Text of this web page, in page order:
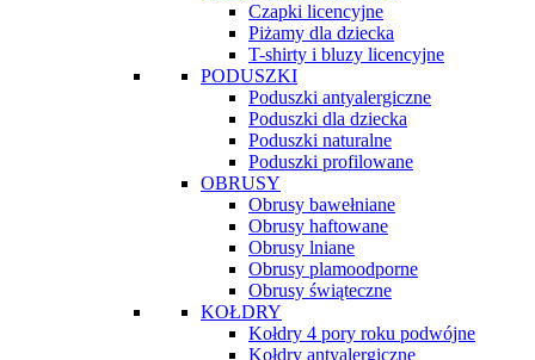
Czapki licencyjne
Piżamy dla dziecka
T-shirty i bluzy licencyjne
PODUSZKI
Poduszki antyalergiczne
Poduszki dla dziecka
Poduszki naturalne
Poduszki profilowane
OBRUSY
Obrusy bawełniane
Obrusy haftowane
Obrusy lniane
Obrusy plamoodporne
Obrusy świąteczne
KOŁDRY
Kołdry 4 pory roku podwójne
Kołdry antyalergiczne